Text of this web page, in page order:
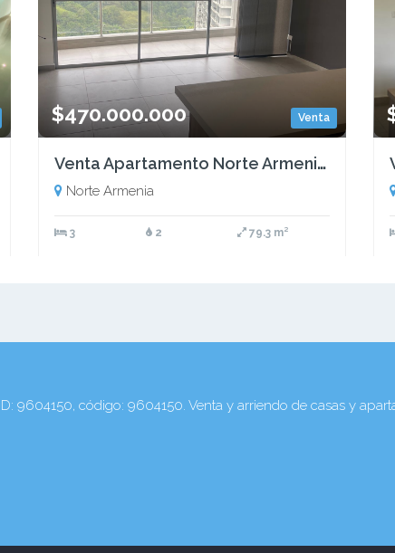
Venta
$470.000.000
Venta Apartamento Norte Armenia Quindio COD: 7011808
Norte Armenia
3 2 79.3 m²
9604150, código: 9604150. Venta y arriendo de casas y